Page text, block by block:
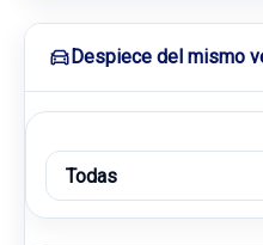
Despiece del mismo